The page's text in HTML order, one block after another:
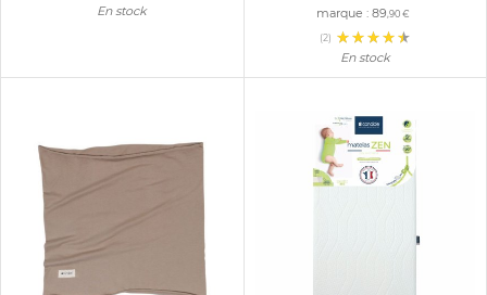
En stock
marque : 89,90 €
(2)
En stock